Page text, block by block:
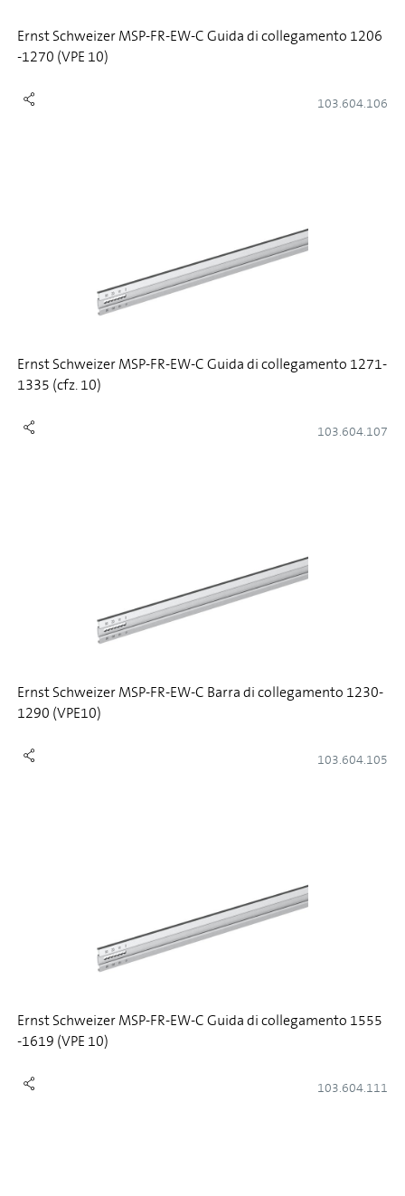
Ernst Schweizer MSP-FR-EW-C Guida di collegamento 1206
-1270 (VPE 10)
103.604.106
Ernst Schweizer MSP-FR-EW-C Guida di collegamento 1271-
1335 (cfz. 10)
103.604.107
Ernst Schweizer MSP-FR-EW-C Barra di collegamento 1230-
1290 (VPE10)
103.604.105
Ernst Schweizer MSP-FR-EW-C Guida di collegamento 1555
-1619 (VPE 10)
103.604.111